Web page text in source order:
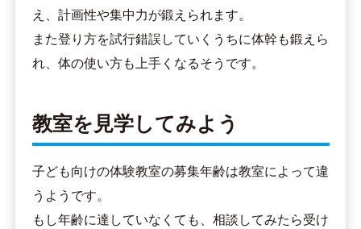
え、計画性や集中力が鍛えられます。
また登り方を試行錯誤していくうちに体幹も鍛えら
れ、体の使い方も上手くなるそうです。
教室を見学してみよう
子ども向けの体験教室の募集年齢は教室によって違
うようです。
もし年齢に達していなくても、相談してみたら受け